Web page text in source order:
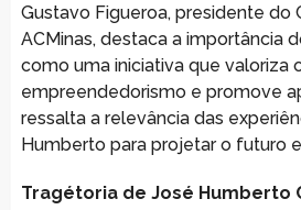
Gustavo Figueroa, presidente do
ACMinas, destaca a importância
como uma iniciativa que valoriza
empreendedorismo e promove
ressalta a relevância das
Humberto para projetar o futuro
Tragétoria de José Humberto